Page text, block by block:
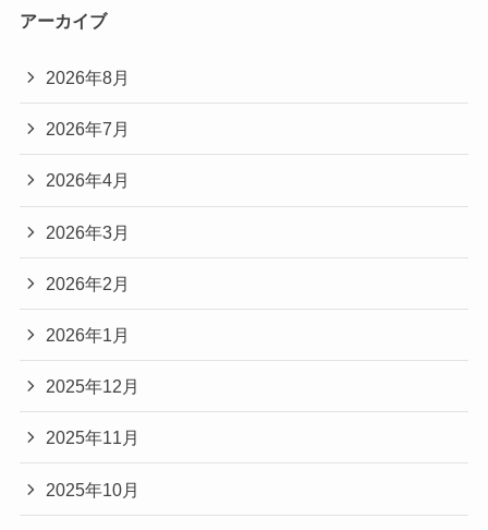
アーカイブ
2026年8月
2026年7月
2026年4月
2026年3月
2026年2月
2026年1月
2025年12月
2025年11月
2025年10月